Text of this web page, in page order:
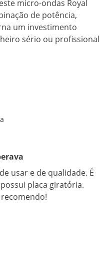
micro-ondas Royal
de potência,
um investimento
sério ou profissional
usar e de qualidade. É
placa giratória.